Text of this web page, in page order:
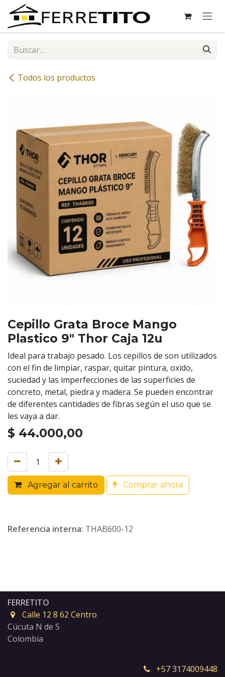
Ir al contenido
Todos los productos
Cepillo Grata Broce Mango
Plastico 9" Thor Caja 12u
Ideal para trabajo pesado. Los cepillos de son utilizados
con el fin de limpiar, raspar, quitar pintura, oxido,
suciedad y las imperfecciones de las superficies de
concreto, metal, piedra y madera. Se pueden encontrar
de diferentes cantidades de fibras según el uso que se
les vaya a dar.
$ 44.000,00
Agregar al carrito Comprar ahora
Referencia interna: THAB600-12
FERRETITO
Calle 12 8 62 Centro
Cúcuta N de S
Colombia
+57 3174009448